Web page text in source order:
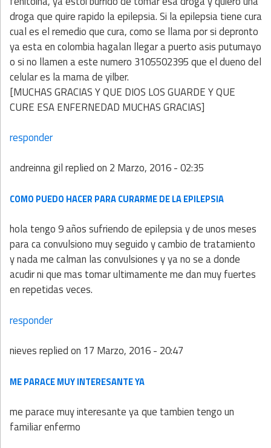
droga que quire rapido la epilepsia. Si la epilepsia tiene cura
cual es el remedio que cura, como se llama por si depronto
ya esta en colombia hagalan llegar a puerto asis putumayo
o si no llamen a este numero 3105502395 que el dueno del
celular es la mama de yilber.
[MUCHAS GRACIAS Y QUE DIOS LOS GUARDE Y QUE
CURE ESA ENFERNEDAD MUCHAS GRACIAS]
responder
andreinna gilreplied on 2 Marzo, 2016 - 02:35
COMO PUEDO HACER PARA CURARME DE LA EPILEPSIA
hola tengo 9 años sufriendo de epilepsia y de unos meses
para ca convulsiono muy seguido y cambio de tratamiento
y nada me calman las convulsiones y ya no se a donde
acudir ni que mas tomar ultimamente me dan muy fuertes
en repetidas veces.
responder
nievesreplied on 17 Marzo, 2016 - 20:47
ME PARACE MUY INTERESANTE YA
me parace muy interesante ya que tambien tengo un
familiar enfermo